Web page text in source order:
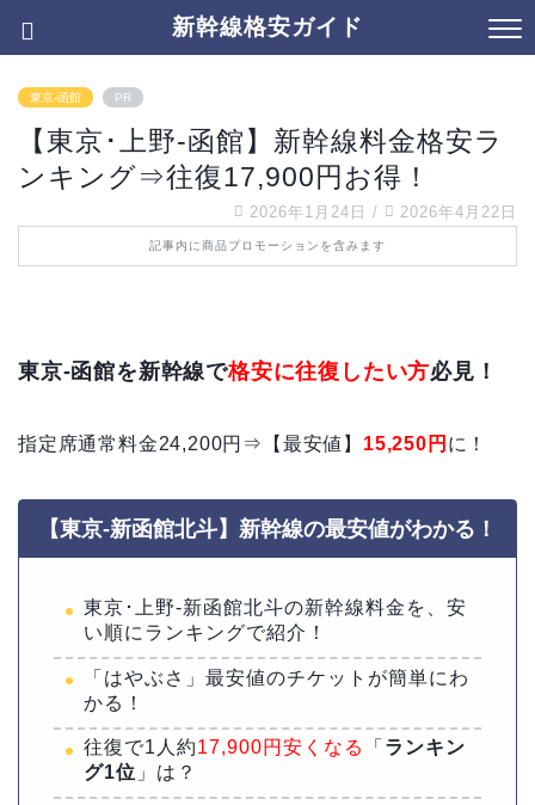
新幹線格安ガイド
東京-函館 PR
【東京･上野-函館】新幹線料金格安ラ
ンキング⇒往復17,900円お得！
2026年1月24日 / 2026年4月22日
記事内に商品プロモーションを含みます
東京-函館を新幹線で格安に往復したい方必見！
指定席通常料金24,200円⇒【最安値】 15,250円 に！
【東京-新函館北斗】新幹線の最安値がわかる！
東京･上野-新函館北斗の新幹線料金を、安
い順にランキングで紹介！
「はやぶさ」最安値のチケットが簡単にわ
かる！
往復で1人約17,900円安くなる 「 ランキン
グ1位 」は？